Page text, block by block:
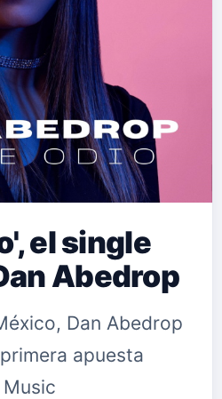
Diamante “Ya
También suman al
artista y
el single
Abedrop
Dan Abedrop
apuesta